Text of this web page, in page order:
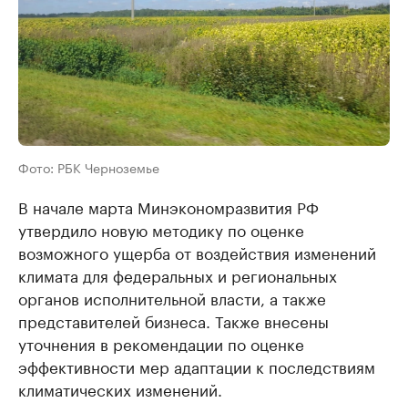
Фото: РБК Черноземье
В начале марта Минэкономразвития РФ
утвердило новую методику по оценке
возможного ущерба от воздействия изменений
климата для федеральных и региональных
органов исполнительной власти, а также
представителей бизнеса. Также внесены
уточнения в рекомендации по оценке
эффективности мер адаптации к последствиям
климатических изменений.